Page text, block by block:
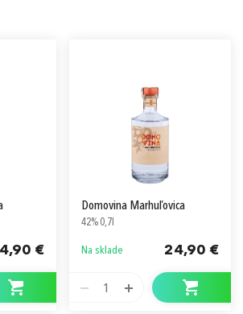
€
Domovina Marhuľovica
42% 0,7l
Na sklade 24,90 €
1